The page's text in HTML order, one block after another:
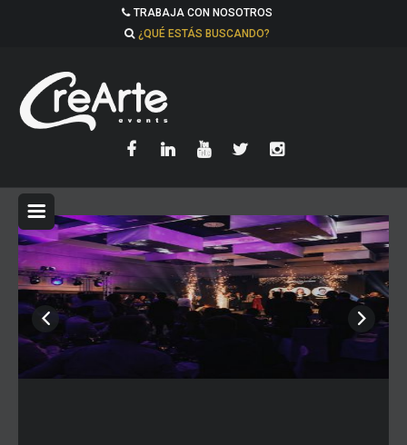
TRABAJA CON NOSOTROS
¿QUÉ ESTÁS BUSCANDO?